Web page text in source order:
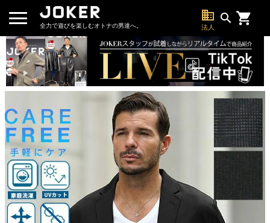
全力で遊びを楽しむオトナの男達へ。
business
法人
search